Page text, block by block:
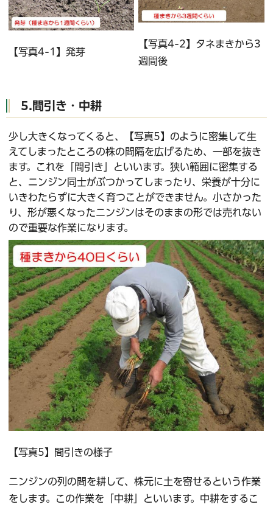
【写真4-1】発芽
【写真4-2】タネまきから3
週間後
5.間引き・中耕
少し大きくなってくると、【写真5】のように密集して生
えてしまったところの株の間隔を広げるため、一部を抜き
ます。これを「間引き」といいます。狭い範囲に密集する
と、ニンジン同士がぶつかってしまったり、栄養が十分に
いきわたらずに大きく育つことができません。小さかった
り、形が悪くなったニンジンはそのままの形では売れない
ので重要な作業になります。
【写真5】間引きの様子
ニンジンの列の間を耕して、株元に土を寄せるという作業
をします。この作業を「中耕」といいます。中耕をするこ